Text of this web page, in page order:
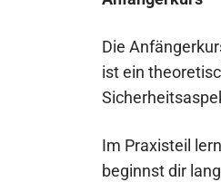
Die
ist ein
Im Praxisteil
beginnst dir